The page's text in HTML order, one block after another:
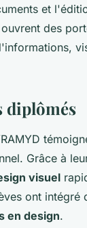
et
des
diplômés
Grâce à
visuel
ont intégré
en design.